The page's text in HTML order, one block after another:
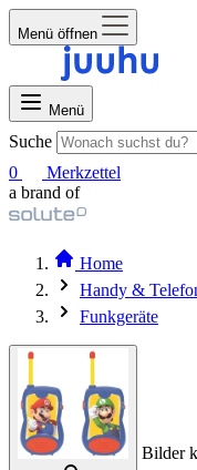
Menü öffnen
Menü
Suche
0
Merkzettel
a brand of
Home
Handy &
Funkgeräte
Bilder